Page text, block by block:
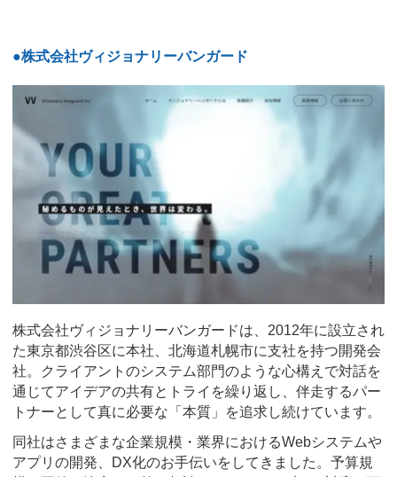
●株式会社ヴィジョナリーバンガード
株式会社ヴィジョナリーバンガードは、2012年に設立され
た東京都渋谷区に本社、北海道札幌市に支社を持つ開発会
社。クライアントのシステム部門のような心構えで対話を
通じてアイデアの共有とトライを繰り返し、伴走するパー
トナーとして真に必要な「本質」を追求し続けています。
同社はさまざまな企業規模・業界におけるWebシステムや
アプリの開発、DX化のお手伝いをしてきました。予算規